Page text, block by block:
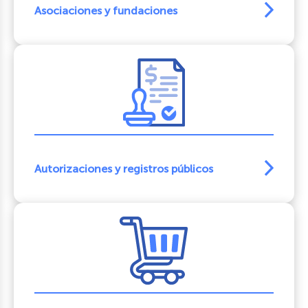
Asociaciones y fundaciones
Autorizaciones y registros públicos